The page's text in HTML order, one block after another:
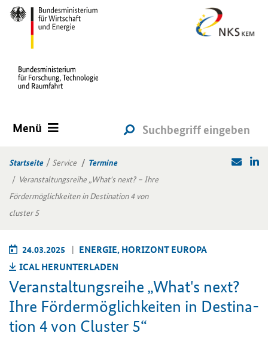
Menü
Startseite Service
Termine
Veranstaltungsreihe „What's next? – Ihre
Fördermöglichkeiten in Destination 4 von
cluster 5
24.03.2025
EN­ER­GIE, HO­RI­ZONT EU­RO­PA
ICAL HER­UN­TER­LA­DEN
Ver­an­stal­tungs­rei­he „What's next?
Ihre För­der­mög­lich­kei­ten in De­sti­na­
ti­on 4 von Clus­ter 5“